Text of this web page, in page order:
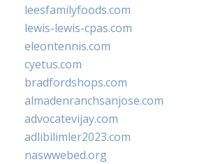
leesfamilyfoods.com
lewis-lewis-cpas.com
eleontennis.com
cyetus.com
bradfordshops.com
almadenranchsanjose.com
advocatevijay.com
adlibilimler2023.com
naswwebed.org